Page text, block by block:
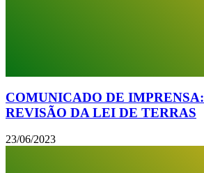
COMUNICADO DE
REVISÃO DA LEI DE TERRAS
23/06/2023